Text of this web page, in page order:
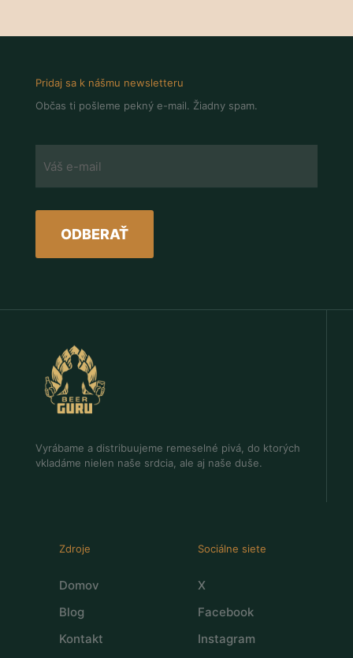
Pridaj sa k nášmu newsletteru
Občas ti pošleme pekný e-mail. Žiadny spam.
Vyrábame a distribuujeme remeselné pivá, do ktorých
vkladáme nielen naše srdcia, ale aj naše duše.
Zdroje
Domov
Blog
Kontakt
Sociálne siete
X
Facebook
Instagram